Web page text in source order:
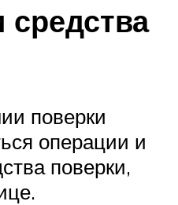
поверки
операции и
поверки,